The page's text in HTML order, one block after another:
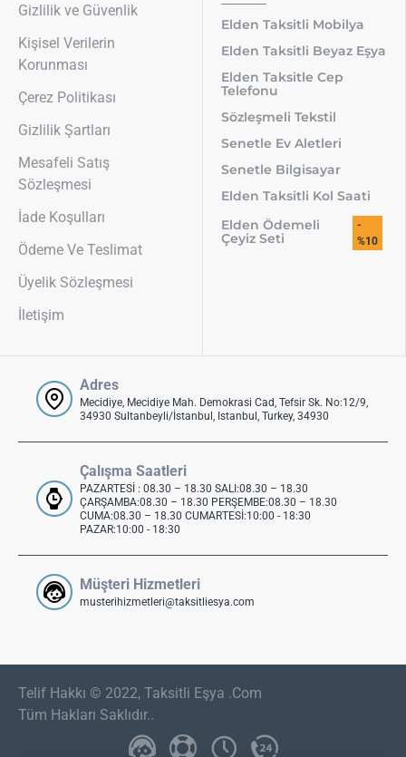
Gizlilik ve Güvenlik
Kişisel Verilerin
Korunması
Çerez Politikası
Gizlilik Şartları
Mesafeli Satış
Sözleşmesi
İade Koşulları
Ödeme Ve Teslimat
Üyelik Sözleşmesi
İletişim
Elden Taksitli Mobilya
Elden Taksitli Beyaz Eşya
Elden Taksitle Cep
Telefonu
Sözleşmeli Tekstil
Senetle Ev Aletleri
Senetle Bilgisayar
Elden Taksitli Kol Saati
Elden Ödemeli
Çeyiz Seti
-
%10
Adres
Mecidiye, Mecidiye Mah. Demokrasi Cad, Tefsir Sk. No:12/9,
34930 Sultanbeyli/İstanbul, Istanbul, Turkey, 34930
Çalışma Saatleri
PAZARTESİ : 08.30 – 18.30 SALI:08.30 – 18.30
ÇARŞAMBA:08.30 – 18.30 PERŞEMBE:08.30 – 18.30
CUMA:08.30 – 18.30 CUMARTESİ:10:00 - 18:30
PAZAR:10:00 - 18:30
Müşteri Hizmetleri
musterihizmetleri@taksitliesya.com
Telif Hakkı © 2022, Taksitli Eşya .Com
Tüm Hakları Saklıdır..